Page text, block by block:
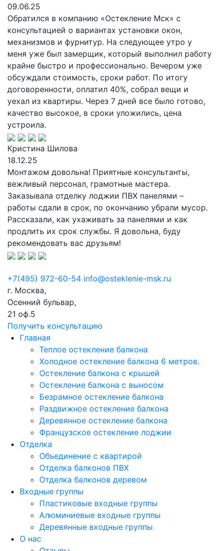
09.06.25
Обратился в компанию «Остекление Мск» с
консультацией о вариантах установки окон,
механизмов и фурнитур. На следующее утро у
меня уже был замерщик, который выполнил работу
крайне быстро и профессионально. Вечером уже
обсуждали стоимость, сроки работ. По итогу
договоренности, оплатил 40%, собрал вещи и
уехал из квартиры. Через 7 дней все было готово,
качество высокое, в сроки уложились, цена
устроила.
Кристина Шилова
18.12.25
Монтажом довольна! Приятные консультанты,
вежливый персонал, грамотные мастера.
Заказывала отделку лоджии ПВХ панелями –
работы сдали в срок, по окончанию убрали мусор.
Рассказали, как ухаживать за панелями и как
продлить их срок службы. Я довольна, буду
рекомендовать вас друзьям!
+7(495) 972-60-54 info@osteklenie-msk.ru
г. Москва,
Осенний бульвар,
21 оф.5
Получить консультацию
Главная
Теплое остекление балкона
Холодное остекление балкона 6 метров.
Остекление балкона с крышей
Остекление балкона с выносом
Безрамное остекление балкона
Раздвижное остекление балкона
Деревянное остекление балкона
Французское остекление лоджии
Отделка
Объединение с квартирой
Отделка балконов ПВХ
Отделка балконов деревом
Входные группы
Пластиковые входные группы
Алюминиевые входные группы
Деревянные входные группы
О нас